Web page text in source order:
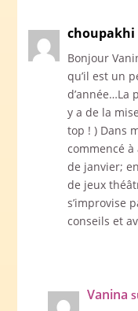
choupakhi
Bonjour
qu’il est un
d’année…La
y a de la
top ! ) Dans
commencé
de janvier;
de jeux
s’improvise
conseils et
Vanina